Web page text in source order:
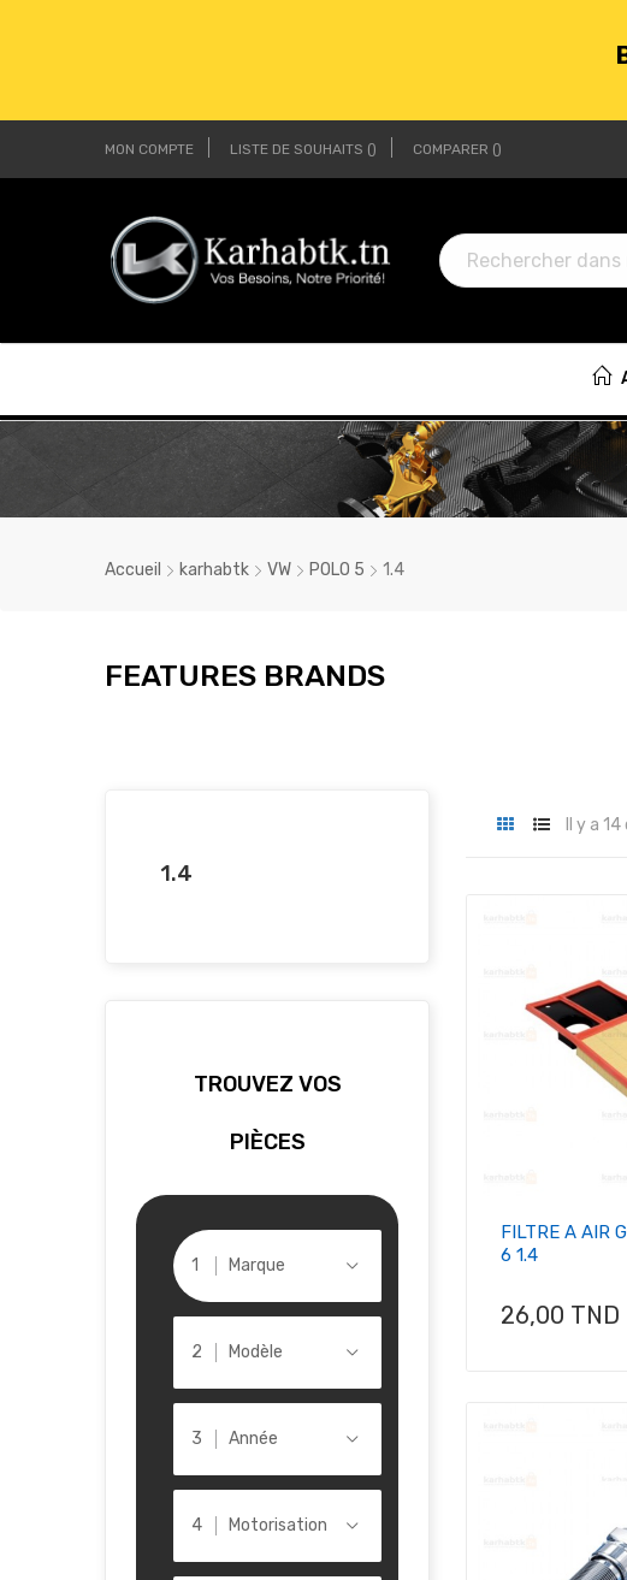
MON COMPTE LISTE DE SOUHAITS COMPARER
Accueil karhabtk VW POLO 5 1.4
FEATURES BRANDS
1.4
TROUVEZ VOS
PIÈCES
Marque
Modèle
Année
Motorisation
Il y a
FILTRE A AIR
6 1.4
Prix
26,00 TND